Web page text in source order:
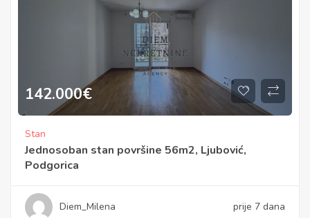
142.000€
Stan
Jednosoban stan površine 56m2, Ljubović,
Podgorica
Diem_Milena prije 7 dana